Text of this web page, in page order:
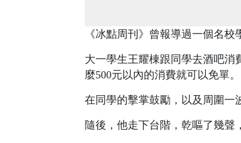
《冰點周刊》曾報導過一個名校
大一學生王耀棟跟同學去酒吧消
麼500元以內的消費就可以免單。
在同學的擊掌鼓勵，以及周圍一
隨後，他走下台階，乾嘔了幾聲